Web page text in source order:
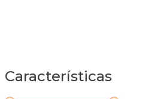
Características